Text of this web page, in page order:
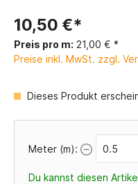
10,50 €*
Preis pro m: 21,00 € *
Preise inkl. MwSt. zzgl.
Dieses Produkt
Meter (m):
Du kannst diesen